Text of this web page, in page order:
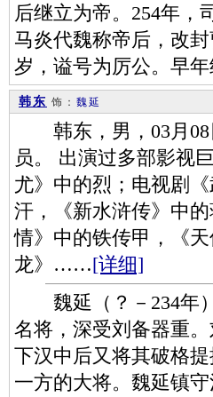
后继立为帝。254年，
马炎代魏称帝后，改
岁，谥号为厉公。早
韩东 饰： 魏延
韩东，男，03月08
员。 出演过多部影视
尤》中的烈；电视剧
汗，《新水浒传》中
情》中的铁传甲，《
龙》……[详细]
魏延（？－234年）
名将，深受刘备器重
下汉中后又将其破格
一方的大将。魏延镇